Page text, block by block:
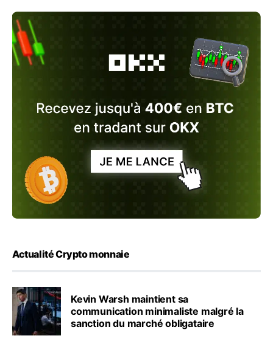
Actualité Crypto monnaie
Kevin Warsh maintient sa
communication minimaliste malgré la
sanction du marché obligataire